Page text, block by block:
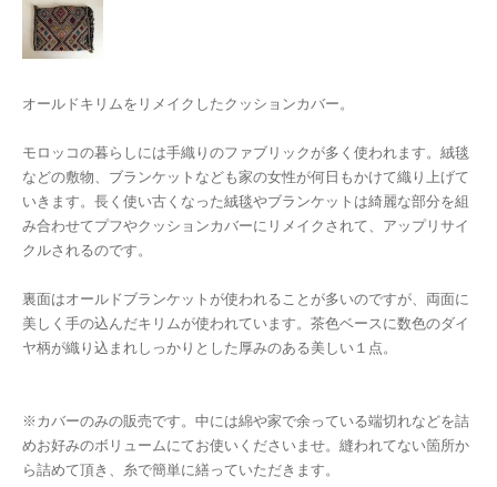
オールドキリムをリメイクしたクッションカバー。
モロッコの暮らしには手織りのファブリックが多く使われます。絨毯
などの敷物、ブランケットなども家の女性が何日もかけて織り上げて
いきます。長く使い古くなった絨毯やブランケットは綺麗な部分を組
み合わせてプフやクッションカバーにリメイクされて、アップリサイ
クルされるのです。
裏面はオールドブランケットが使われることが多いのですが、両面に
美しく手の込んだキリムが使われています。茶色ベースに数色のダイ
ヤ柄が織り込まれしっかりとした厚みのある美しい１点。
※カバーのみの販売です。中には綿や家で余っている端切れなどを詰
めお好みのボリュームにてお使いくださいませ。縫われてない箇所か
ら詰めて頂き、糸で簡単に繕っていただきます。